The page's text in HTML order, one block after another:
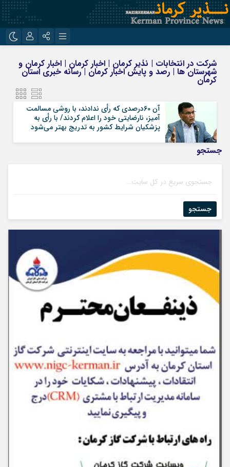
روبیکا
ایتا
مرا به خاطر بسپار
شرکت در انتخابات | نذیر کرمان | اخبار کرمان | اخبار کرمان و
شهرستان ها | رصد و پایش اخبار کرمان | رسانه خبری استان
کرمان
آن 60درصدی که رأی ندادند، با روشی مسالمت
آمیز، نارضایتی خود را اعلام کردند/ با رأی به
پزشکیان شرایط کشور به تدریج بهتر می‌شود
جستجو
جستجو